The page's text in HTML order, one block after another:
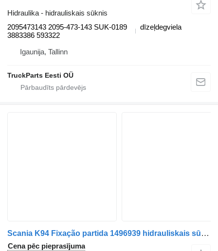
Hidraulika - hidrauliskais sūknis
2095473143 2095-473-143 SUK-0189
3883386 593322
dīzeļdegviela
Igaunija, Tallinn
TruckParts Eesti OÜ
Scania K94 Fixação partida 1496939 hidrauliskais sūknis paredzēts Scania K94;K124 autobusa
Cena pēc pieprasījuma